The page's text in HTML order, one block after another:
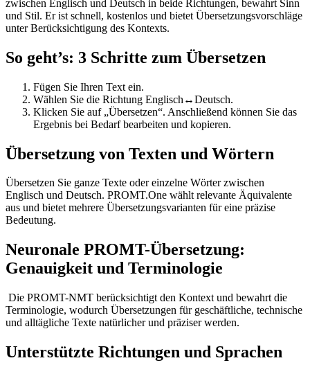
zwischen Englisch und Deutsch in beide Richtungen, bewahrt Sinn
und Stil. Er ist schnell, kostenlos und bietet Übersetzungsvorschläge
unter Berücksichtigung des Kontexts.
So geht’s: 3 Schritte zum Übersetzen
Fügen Sie Ihren Text ein.
Wählen Sie die Richtung Englisch↔Deutsch.
Klicken Sie auf „Übersetzen“. Anschließend können Sie das
Ergebnis bei Bedarf bearbeiten und kopieren.
Übersetzung von Texten und Wörtern
Übersetzen Sie ganze Texte oder einzelne Wörter zwischen
Englisch und Deutsch. PROMT.One wählt relevante Äquivalente
aus und bietet mehrere Übersetzungsvarianten für eine präzise
Bedeutung.
Neuronale PROMT-Übersetzung:
Genauigkeit und Terminologie
Die PROMT-NMT berücksichtigt den Kontext und bewahrt die
Terminologie, wodurch Übersetzungen für geschäftliche, technische
und alltägliche Texte natürlicher und präziser werden.
Unterstützte Richtungen und Sprachen